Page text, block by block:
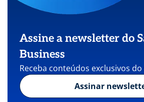
Assine a newsletter do
Business
Receba conteúdos exclusivos
Assinar